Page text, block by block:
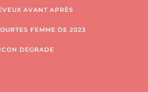
AVANT APRÈS
FEMME DE 2023
DEGRADE